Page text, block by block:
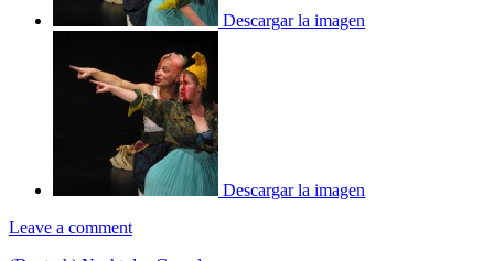
Descargar la imagen
Descargar la imagen
Leave a comment